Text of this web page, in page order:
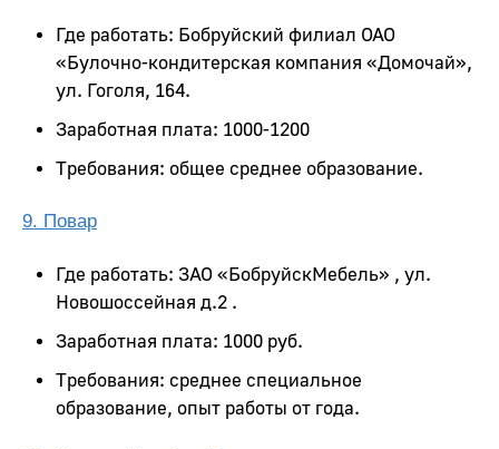
Где работать: Бобруйский филиал ОАО
«Булочно-кондитерская компания «Домочай»,
ул. Гоголя, 164.
Заработная плата: 1000-1200
Требования: общее среднее образование.
9. Повар
Где работать: ЗАО «БобруйскМебель» , ул.
Новошоссейная д.2 .
Заработная плата: 1000 руб.
Требования: среднее специальное
образование, опыт работы от года.